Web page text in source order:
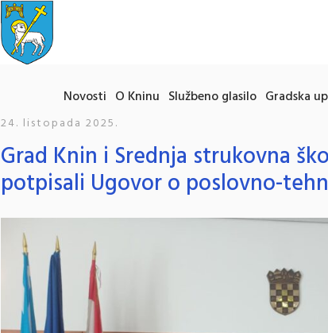
Novosti O Kninu Službeno glasilo Gradska
24. listopada 2025.
Grad Knin i Srednja strukovna
potpisali Ugovor o poslovno-